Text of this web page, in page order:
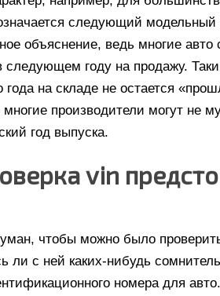
следующий
объяснение, ведь многие авто
следующем году на продажу.
года на складе не остается
многие производители могут не
год выпуска.
vin
чтобы можно было
ли с ней каких-нибудь
номера для